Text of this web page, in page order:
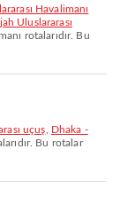
Uluslararası
rotalarıdır. Bu
uçuş
Dhaka -
Bu rotalar